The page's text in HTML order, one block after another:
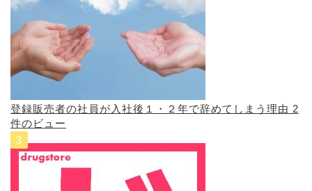
登録販売者の社員が入社後１・２年で辞めてしまう理由 2
件のビュー